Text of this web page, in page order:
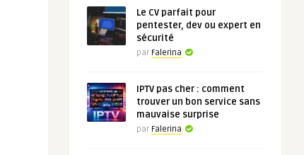
Le CV parfait pour
pentester, dev ou expert en
sécurité
par Falerina
IPTV pas cher : comment
trouver un bon service sans
mauvaise surprise
par Falerina